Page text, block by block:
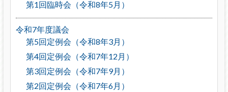
第1回臨時会（令和8年5月）
令和7年度議会
第5回定例会（令和8年3月）
第4回定例会（令和7年12月）
第3回定例会（令和7年9月）
第2回定例会（令和7年6月）